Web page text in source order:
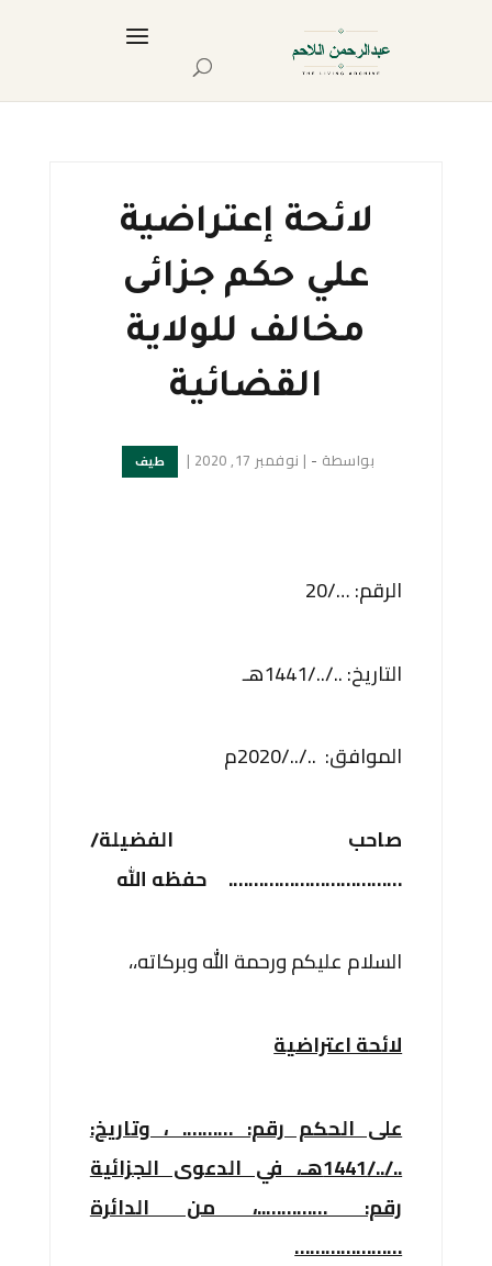
لائحة إعتراضية
علي حكم جزائى
مخالف للولاية
القضائية
بواسطة -
| نوفمبر 17, 2020 | طيف
الرقم: …/20
التاريخ: ../../1441هـ
الموافق: ../../2020م
صاحب الفضيلة/
…………………………….
حفظه الله
السلام عليكم ورحمة الله وبركاته،،
لائحة اعتراضية
على الحكم رقم: ………. ، وتاريخ:
../../1441هـ، في الدعوى الجزائية
رقم: …………..، من الدائرة
…………………